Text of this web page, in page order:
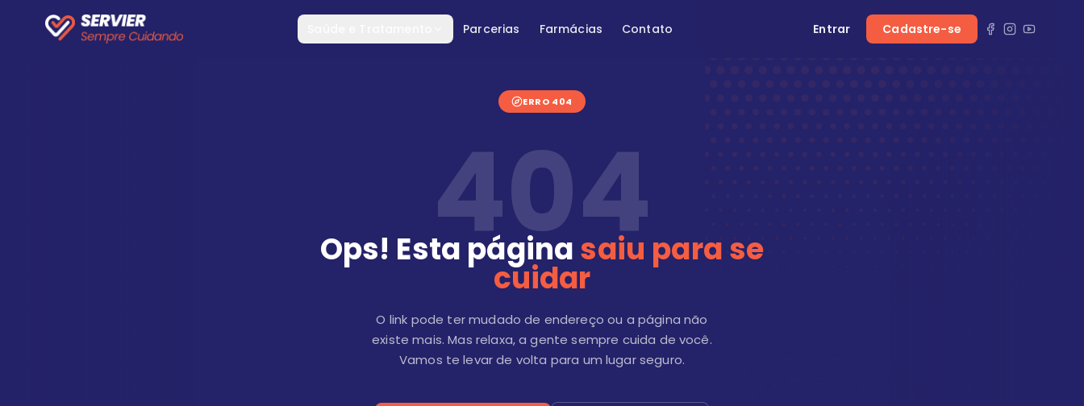
Parcerias Farmácias Contato Entrar Cadastre-se
ERRO 404
404
Ops! Esta páginasaiu para se
cuidar
O link pode ter mudado de endereço ou a página não
existe mais. Mas relaxa, a gente sempre cuida de você.
Vamos te levar de volta para um lugar seguro.